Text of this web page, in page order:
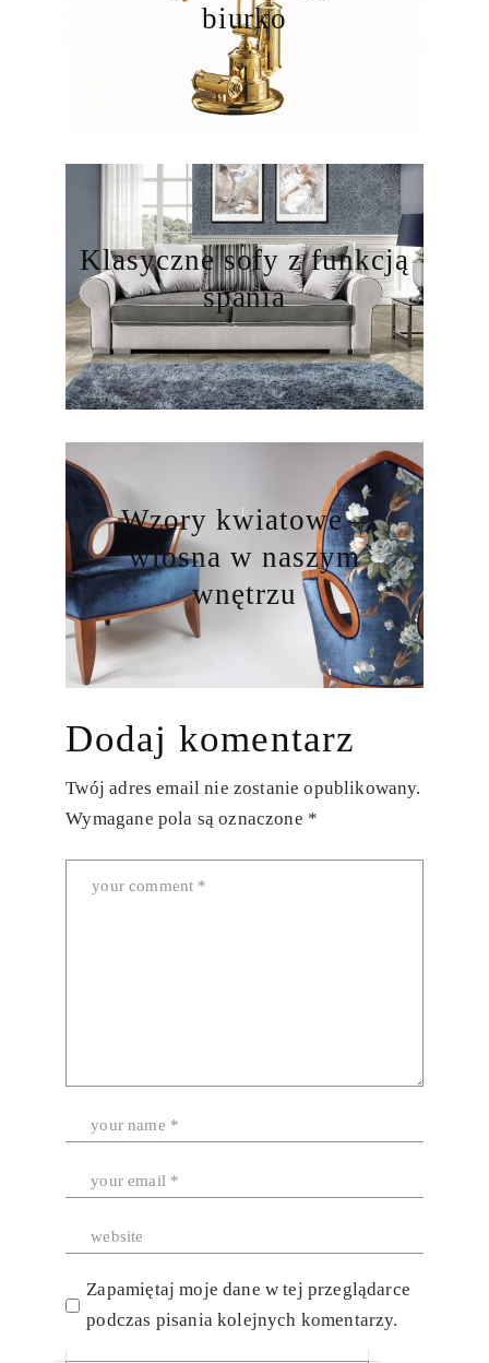
biurko
Klasyczne sofy z funkcją
spania
Wzory kwiatowe –
wiosna w naszym
wnętrzu
Dodaj komentarz
Twój adres email nie zostanie opublikowany.
Wymagane pola są oznaczone *
Zapamiętaj moje dane w tej przeglądarce
podczas pisania kolejnych komentarzy.